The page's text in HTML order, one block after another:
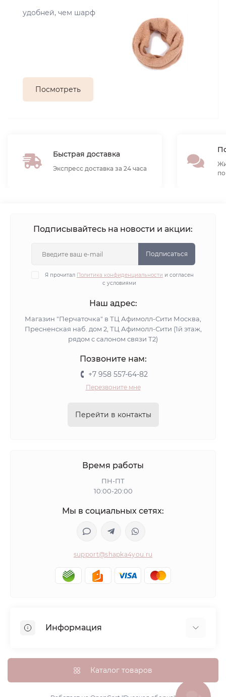
удобней, чем шарф
Посмотреть
Быстрая доставка
Экспресс доставка за 24 часа
Подписывайтесь на новости и акции:
Подписаться
Я прочитал Политика конфиденциальности и согласен
с условиями
Наш адрес:
Магазин "Перчаточка" в ТЦ Афимолл-Сити Москва,
Пресненская наб. дом 2, ТЦ Афимолл-Сити (1й этаж,
рядом с салоном связи Т2)
Позвоните нам:
+7 958 557-64-82
Перезвоните мне
Перейти в контакты
Время работы
ПН-ПТ
10:00-20:00
Мы в социальных сетях:
support@shapka4you.ru
Информация
Доставка, оплата и бонусные баллы
Гарантия возврата
Каталог товаров